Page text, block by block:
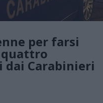
per farsi
quattro
Carabinieri